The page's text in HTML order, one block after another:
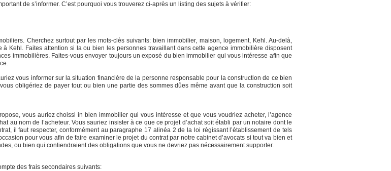
de s’informer. C’est pourquoi vous trouverez ci-après un listing des sujets à vérifier:
Cherchez surtout par les mots-clès suivants: bien immobilier, maison, logement, Kehl. Au-delà,
Kehl. Faites attention si la ou bien les personnes travaillant dans cette agence immobilière disposent
immobilières. Faites-vous envoyer toujours un exposé du bien immobilier qui vous intéresse afin que
vous informer sur la situation financière de la personne responsable pour la construction de ce bien
obligériez de payer tout ou bien une partie des sommes dûes même avant que la construction soit
vous auriez choissi in bien immobilier qui vous intéresse et que vous voudriez acheter, l’agence
au nom de l’acheteur. Vous sauriez insister à ce que ce projet d’achat soit établi par un notaire dont le
il faut respecter, conformément au paragraphe 17 alinéa 2 de la loi régissant l’établissement de tels
pour vous afin de faire examiner le projet du contrat par notre cabinet d’avocats si tout va bien et
ou bien qui contiendraient des obligations que vous ne devriez pas nécessairement supporter.
des frais secondaires suivants: